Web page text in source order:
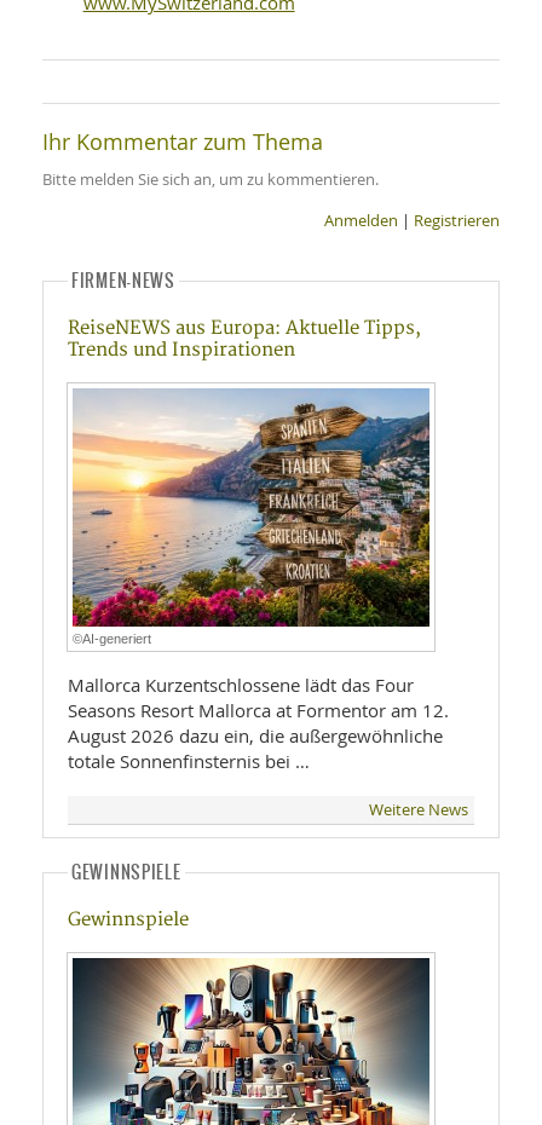
Ihr Kommentar zum Thema
Bitte melden Sie sich an, um zu kommentieren.
Anmelden | Registrieren
FIRMEN-NEWS
ReiseNEWS aus Europa: Aktuelle Tipps,
Trends und Inspirationen
©AI-generiert
Mallorca Kurzentschlossene lädt das Four
Seasons Resort Mallorca at Formentor am 12.
August 2026 dazu ein, die außergewöhnliche
totale Sonnenfinsternis bei …
Weitere News
GEWINNSPIELE
Gewinnspiele